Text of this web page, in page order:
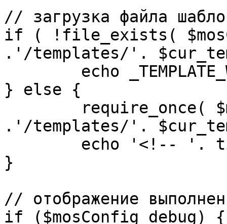
// загрузка файла
if ( !file_exists(
.'/templates/'.
} else {
.'/templates/'.
}
// отображение
if ($mosConfig_debug) {